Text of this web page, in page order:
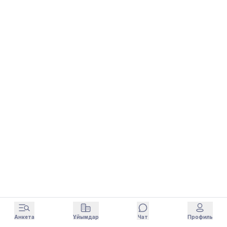
Анкета Ұйымдар Чат Профиль